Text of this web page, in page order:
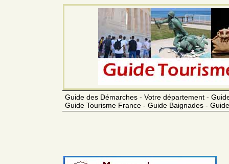
Guide des Démarches - Votre département -
Guide Tourisme France - Guide Baignades -